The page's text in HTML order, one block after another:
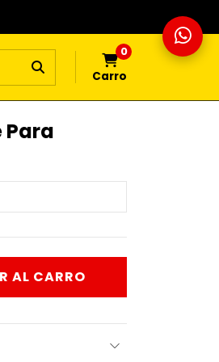
0
Carro
Para
AL CARRO